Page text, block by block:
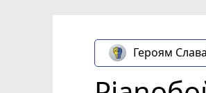
Героям